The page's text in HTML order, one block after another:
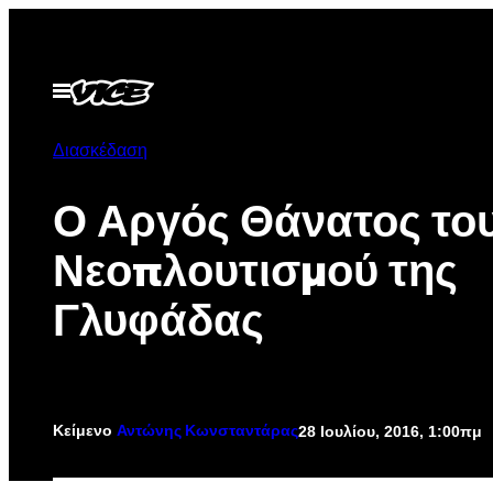
περιεχόμενο
Ανοίξτε
το
Διασκέδαση
Ο Αργός Θάνατος
Νεοπλουτισμού της
Γλυφάδας
Κείμενο Αντώνης Κωνσταντάρας28 Ιουλίου, 2016, 1:00πμ